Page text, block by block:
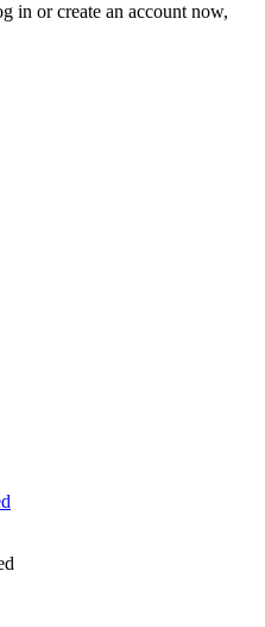
or create an account now,